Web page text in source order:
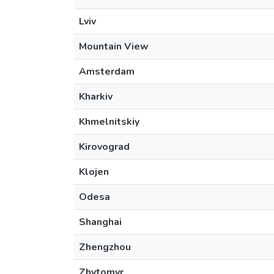
Lviv
Mountain View
Amsterdam
Kharkiv
Khmelnitskiy
Kirovograd
Klojen
Odesa
Shanghai
Zhengzhou